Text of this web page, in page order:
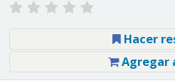
Hacer
Agregar